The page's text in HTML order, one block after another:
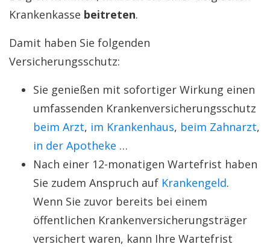
Krankenkasse beitreten.
Damit haben Sie folgenden
Versicherungsschutz:
Sie genießen mit sofortiger Wirkung einen
umfassenden Krankenversicherungsschutz
beim Arzt, im Krankenhaus, beim Zahnarzt,
in der Apotheke …
Nach einer 12-monatigen Wartefrist haben
Sie zudem Anspruch auf Krankengeld.
Wenn Sie zuvor bereits bei einem
öffentlichen Krankenversicherungsträger
versichert waren, kann Ihre Wartefrist